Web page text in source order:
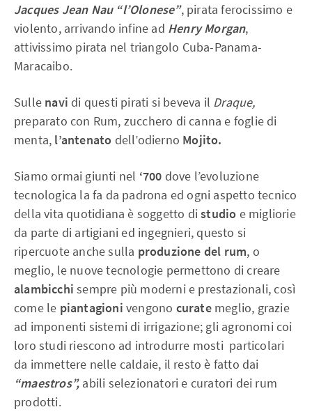
Jacques Jean Nau “l’Olonese”, pirata ferocissimo e
violento, arrivando infine ad Henry Morgan,
attivissimo pirata nel triangolo Cuba-Panama-
Maracaibo.
Sulle navi di questi pirati si beveva il Draque,
preparato con Rum, zucchero di canna e foglie di
menta, l’antenato dell’odierno Mojito.
Siamo ormai giunti nel ‘700 dove l’evoluzione
tecnologica la fa da padrona ed ogni aspetto tecnico
della vita quotidiana è soggetto distudio e migliorie
da parte di artigiani ed ingegnieri, questo si
ripercuote anche sulla produzione del rum, o
meglio, le nuove tecnologie permettono di creare
alambicchi sempre più moderni e prestazionali, così
come le piantagioni vengono curatemeglio, grazie
ad imponenti sistemi di irrigazione; gli agronomi coi
loro studi riescono ad introdurre mosti particolari
da immettere nelle caldaie, il resto è fatto dai
“maestros”, abili selezionatori e curatori dei rum
prodotti.